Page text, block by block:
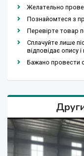
Желательно
Познайомтеся з
Перевірте товар
Сплачуйте лише
відповідає опису
Бажано провести